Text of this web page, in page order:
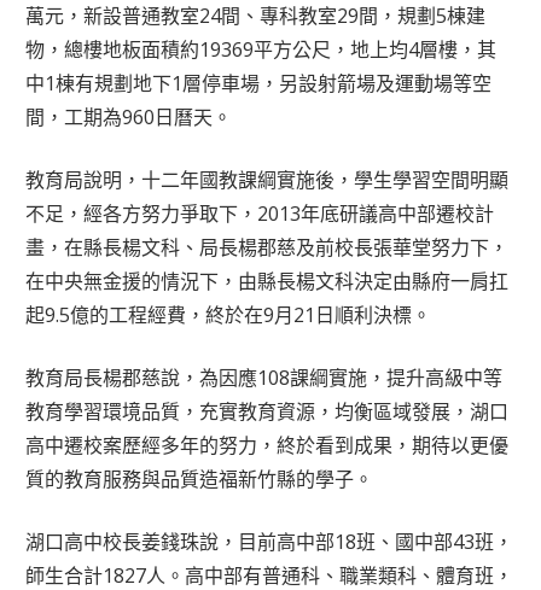
萬元，新設普通教室24間、專科教室29間，規劃5棟建
物，總樓地板面積約19369平方公尺，地上均4層樓，其
中1棟有規劃地下1層停車場，另設射箭場及運動場等空
間，工期為960日曆天。
教育局說明，十二年國教課綱實施後，學生學習空間明顯
不足，經各方努力爭取下，2013年底研議高中部遷校計
畫，在縣長楊文科、局長楊郡慈及前校長張華堂努力下，
在中央無金援的情況下，由縣長楊文科決定由縣府一肩扛
起9.5億的工程經費，終於在9月21日順利決標。
教育局長楊郡慈說，為因應108課綱實施，提升高級中等
教育學習環境品質，充實教育資源，均衡區域發展，湖口
高中遷校案歷經多年的努力，終於看到成果，期待以更優
質的教育服務與品質造福新竹縣的學子。
湖口高中校長姜錢珠說，目前高中部18班、國中部43班，
師生合計1827人。高中部有普通科、職業類科、體育班，